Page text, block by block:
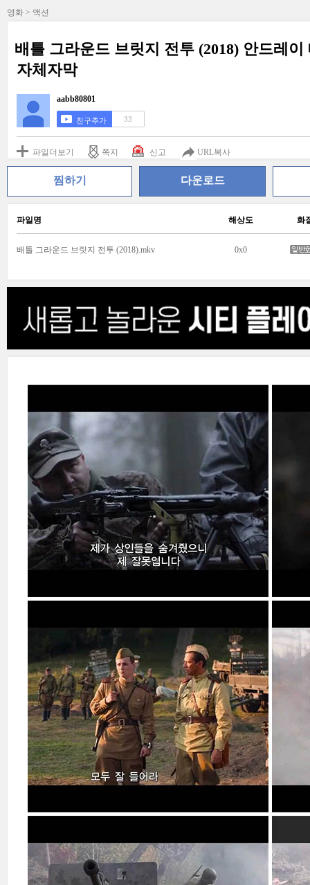
영화 > 액션
배틀 그라운드 브릿지 전투 (2018) 안드레
자체자막
aabb80801
친구추가 33
파일더보기 쪽지 신고 URL복사
찜하기 다운로드
파일명 해상도 화
배틀 그라운드 브릿지 전투 (2018).mkv 0x0